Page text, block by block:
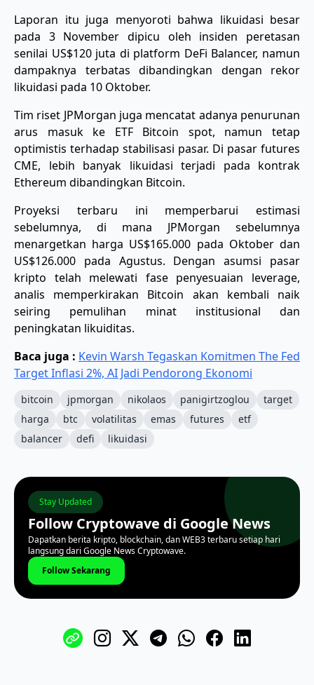
Laporan itu juga menyoroti bahwa likuidasi besar
pada 3 November dipicu oleh insiden peretasan
senilai US$120 juta di platform DeFi Balancer, namun
dampaknya terbatas dibandingkan dengan rekor
likuidasi pada 10 Oktober.
Tim riset JPMorgan juga mencatat adanya penurunan
arus masuk ke ETF Bitcoin spot, namun tetap
optimistis terhadap stabilisasi pasar. Di pasar futures
CME, lebih banyak likuidasi terjadi pada kontrak
Ethereum dibandingkan Bitcoin.
Proyeksi terbaru ini memperbarui estimasi
sebelumnya, di mana JPMorgan sebelumnya
menargetkan harga US$165.000 pada Oktober dan
US$126.000 pada Agustus. Dengan asumsi pasar
kripto telah melewati fase penyesuaian leverage,
analis memperkirakan Bitcoin akan kembali naik
seiring pemulihan minat institusional dan
peningkatan likuiditas.
Baca juga : Kevin Warsh Tegaskan Komitmen The Fed
Target Inflasi 2%, AI Jadi Pendorong Ekonomi
bitcoin jpmorgan nikolaos panigirtzoglou
target
harga
btc volatilitas emas futures
etf
balancer
defi likuidasi
Stay Updated
Follow Cryptowave di Google News
Dapatkan berita kripto, blockchain, dan WEB3 terbaru setiap hari
langsung dari Google News Cryptowave.
Follow Sekarang